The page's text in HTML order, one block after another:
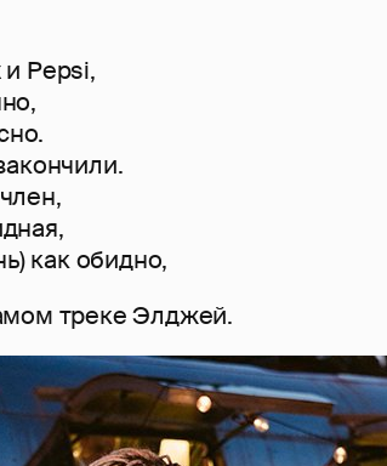
Pepsi,
как обидно,
треке Элджей.